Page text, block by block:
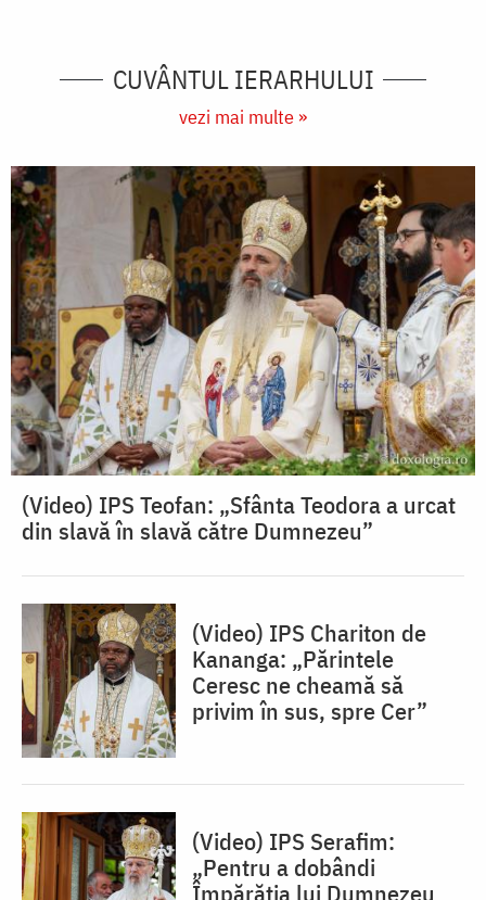
CUVÂNTUL IERARHULUI
vezi mai multe »
(Video) IPS Teofan: „Sfânta Teodora a urcat
din slavă în slavă către Dumnezeu”
(Video) IPS Chariton de
Kananga: „Părintele
Ceresc ne cheamă să
privim în sus, spre Cer”
(Video) IPS Serafim:
„Pentru a dobândi
Împărăția lui Dumnezeu